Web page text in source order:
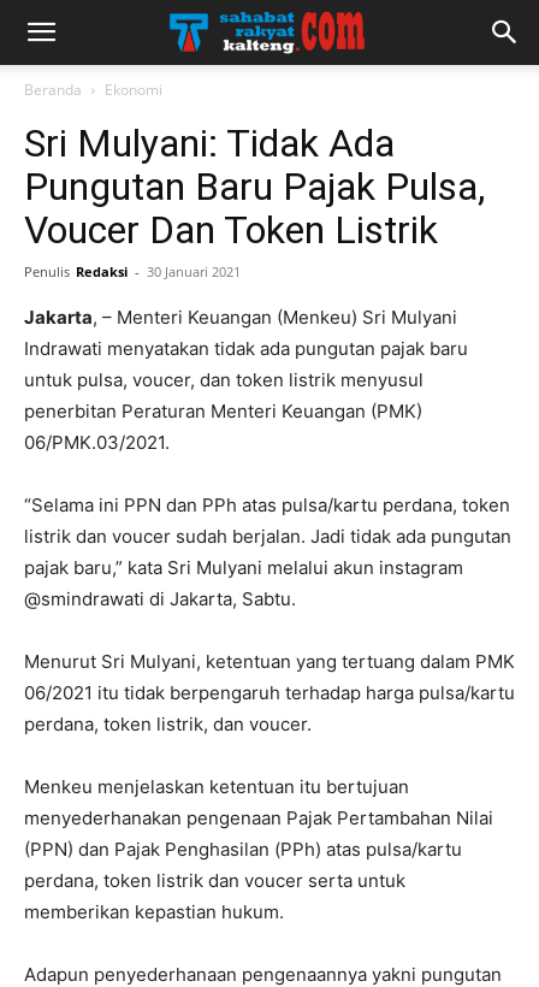
Beranda Ekonomi
Sri Mulyani: Tidak Ada
Pungutan Baru Pajak Pulsa,
Voucer Dan Token Listrik
Penulis Redaksi - 30 Januari 2021
Jakarta, – Menteri Keuangan (Menkeu) Sri Mulyani
Indrawati menyatakan tidak ada pungutan pajak baru
untuk pulsa, voucer, dan token listrik menyusul
penerbitan Peraturan Menteri Keuangan (PMK)
06/PMK.03/2021.
“Selama ini PPN dan PPh atas pulsa/kartu perdana, token
listrik dan voucer sudah berjalan. Jadi tidak ada pungutan
pajak baru,” kata Sri Mulyani melalui akun instagram
@smindrawati di Jakarta, Sabtu.
Menurut Sri Mulyani, ketentuan yang tertuang dalam PMK
06/2021 itu tidak berpengaruh terhadap harga pulsa/kartu
perdana, token listrik, dan voucer.
Menkeu menjelaskan ketentuan itu bertujuan
menyederhanakan pengenaan Pajak Pertambahan Nilai
(PPN) dan Pajak Penghasilan (PPh) atas pulsa/kartu
perdana, token listrik dan voucer serta untuk
memberikan kepastian hukum.
Adapun penyederhanaan pengenaannya yakni pungutan